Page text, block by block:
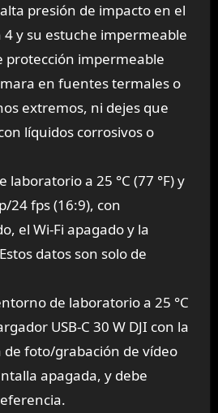
presión de impacto en el
y su estuche impermeable
protección impermeable
en fuentes termales o
extremos, ni dejes que
líquidos corrosivos o
a 25 °C (77 °F) y
24 fps (16:9), con
el Wi-Fi apagado y la
datos son solo de
de laboratorio a 25 °C
USB-C 30 W DJI con la
foto/grabación de vídeo
apagada, y debe